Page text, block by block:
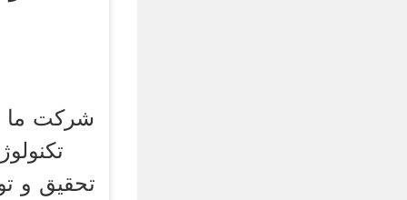
شرکت ما
تحقیق و